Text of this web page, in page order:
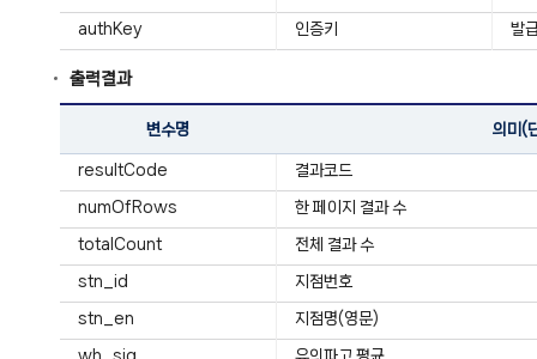
authKey 인증키 발
출력결과
변수명 의미(
resultCode 결과코드
numOfRows 한 페이지 결과 수
totalCount 전체 결과 수
stn_id 지점번호
stn_en 지점명(영문)
wh_sig 유의파고 평균